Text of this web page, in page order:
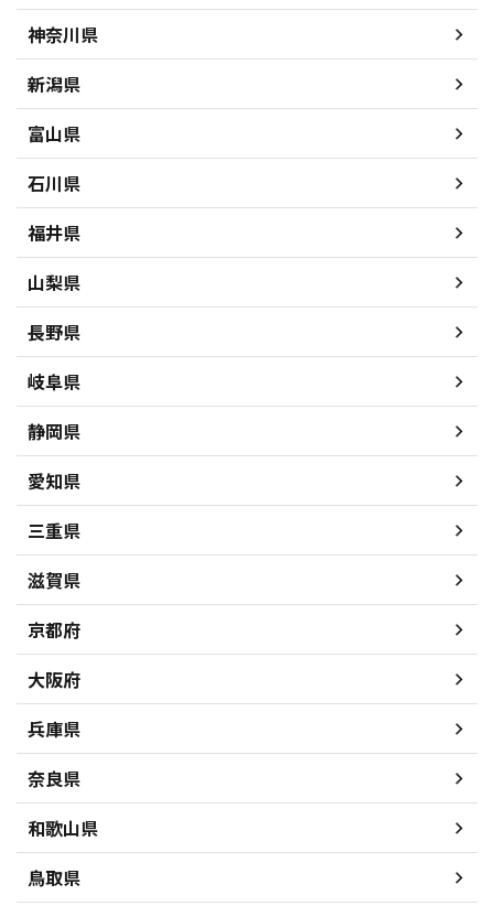
神奈川県
新潟県
富山県
石川県
福井県
山梨県
長野県
岐阜県
静岡県
愛知県
三重県
滋賀県
京都府
大阪府
兵庫県
奈良県
和歌山県
鳥取県